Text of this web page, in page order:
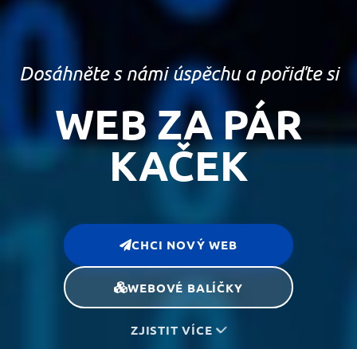
Dosáhněte s námi úspěchu a pořiďte si
WEB ZA PÁR
KAČEK
CHCI NOVÝ WEB
WEBOVÉ BALÍČKY
ZJISTIT VÍCE